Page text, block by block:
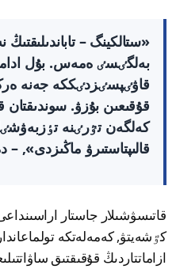
«ستالكينگ –
بەلگٸسٸ ەمەس. بۇل
قاۋٸپسٸزدٸككە جەنە
قۇقىعىن بۇزۋ. سوندىقتان
كەلگەن تٷرٸنە
قالىپتاستىرۋ ماڭىزدى», –
قاتىسۋشىلار جاستار
كٷشەيتۋ, كەمەلەتكە
ازاماتتاردىڭ قۇقىقتىق